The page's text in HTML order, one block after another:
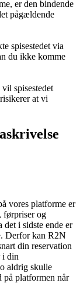
er den bindende
pågældende
spisestedet via
du ikke komme
spisestedet
at vi
vores platforme er
førpriser og
det i sidste ende er
Derfor kan R2N
din reservation
i din
aldrig skulle
på platformen når